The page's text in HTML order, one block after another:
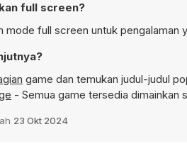
full screen?
full screen untuk pengalaman
game dan temukan judul-judul
- Semua game tersedia dimainkan
23 Okt 2024